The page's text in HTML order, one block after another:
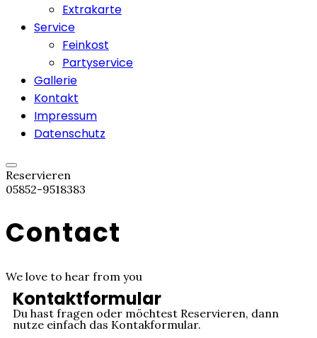
Extrakarte
Service
Feinkost
Partyservice
Gallerie
Kontakt
Impressum
Datenschutz
Reservieren
05852-9518383
Contact
We love to hear from you
Kontaktformular
Du hast fragen oder möchtest Reservieren, dann
nutze einfach das Kontakformular.